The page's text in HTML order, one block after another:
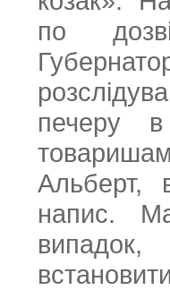
по
печеру
Альберт,
напис.